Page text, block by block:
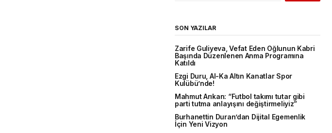
SON YAZILAR
Zarife Guliyeva, Vefat Eden Oğlunun Kabri
Başında Düzenlenen Anma Programına
Katıldı
Ezgi Duru, Al-Ka Altın Kanatlar Spor
Kulübü’nde!
Mahmut Arıkan: “Futbol takımı tutar gibi
parti tutma anlayışını değiştirmeliyiz”
Burhanettin Duran’dan Dijital Egemenlik
İçin Yeni Vizyon